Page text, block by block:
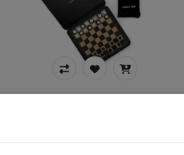
Gezelschapsspel Luckies